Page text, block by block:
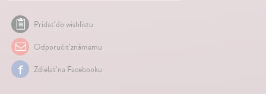
Pridať do wishlistu
Odporučiť známemu
Zdielať na Facebooku